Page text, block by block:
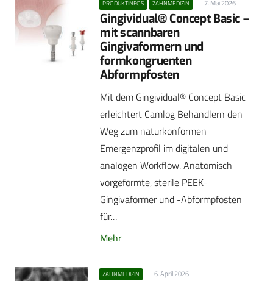
PRODUKTINFOS ZAHNMEDIZIN 7. Mai 2026
Gingividual® Concept Basic –
mit scannbaren
Gingivaformern und
formkongruenten
Abformpfosten
Mit dem Gingividual® Concept Basic
erleichtert Camlog Behandlern den
Weg zum naturkonformen
Emergenzprofil im digitalen und
analogen Workflow. Anatomisch
vorgeformte, sterile PEEK-
Gingivaformer und -Abformpfosten
für…
Mehr
ZAHNMEDIZIN 6. April 2026